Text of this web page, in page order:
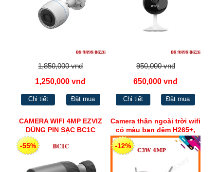
1,850,000 vnđ
1,250,000 vnđ
Chi tiết Đặt mua
950,000 vnđ
650,000 vnđ
Chi tiết Đặt mua
CAMERA WIFI 4MP EZVIZ
DÙNG PIN SẠC BC1C
-55%
Camera thân ngoài trời wifi
có màu ban đêm H265+,
4MP Ezviz C3W
-12%